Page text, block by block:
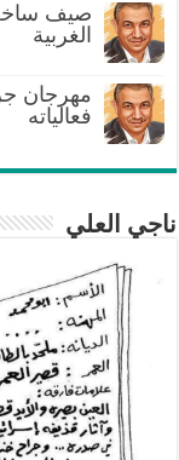
صيف
الغربية
مهرجان
فعالياته
ناجي العلي